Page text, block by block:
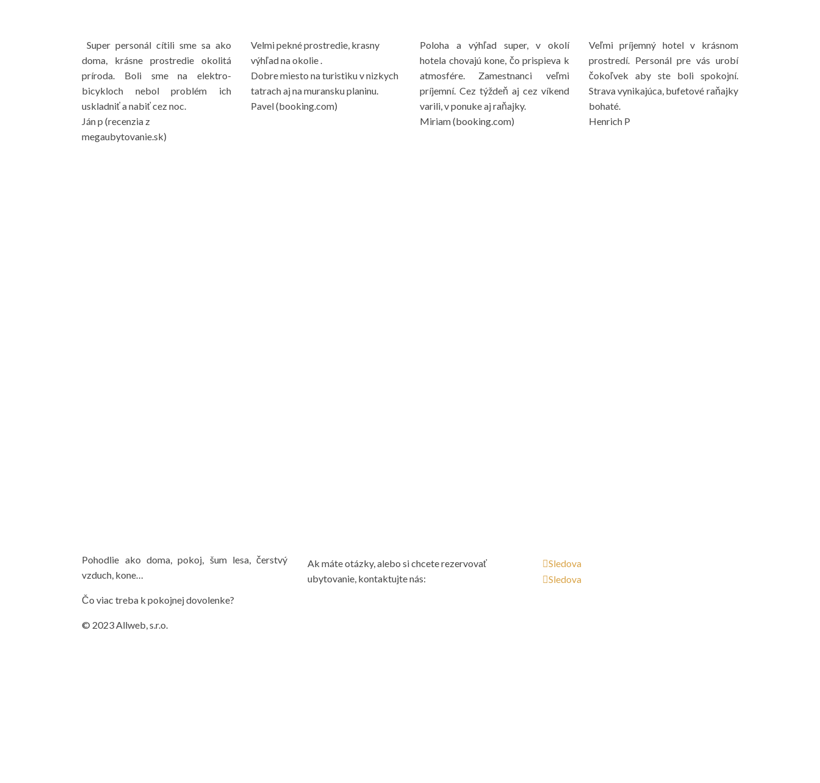
Super personál cítili sme sa ako
doma, krásne prostredie okolitá
príroda. Boli sme na elektro-
bicykloch nebol problém ich
uskladniť a nabiť cez noc.
Ján p (recenzia z
megaubytovanie.sk)
Velmi pekné prostredie, krasny
výhľad na okolie .
Dobre miesto na turistiku v nizkych
tatrach aj na muransku planinu.
Pavel (booking.com)
Poloha a výhľad super, v okolí
hotela chovajú kone, čo prispieva k
atmosfére. Zamestnanci veľmi
príjemní. Cez týždeň aj cez víkend
varili, v ponuke aj raňajky.
Miriam (booking.com)
Veľmi príjemný hotel v krásnom
prostredí. Personál pre vás urobí
čokoľvek aby ste boli spokojní.
Strava vynikajúca, bufetové raňajky
bohaté.
Henrich P
Pohodlie ako doma, pokoj, šum lesa, čerstvý
vzduch, kone…
Čo viac treba k pokojnej dovolenke?
© 2023 Allweb, s.r.o.
Ak máte otázky, alebo si chcete rezervovať
ubytovanie, kontaktujte nás:
Sledova
Sledova